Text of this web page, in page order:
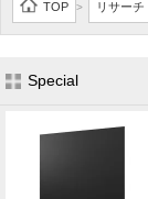
TOP > リサーチ
Special